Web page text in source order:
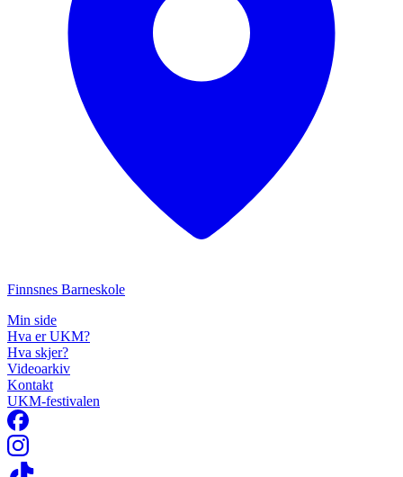
Finnsnes Barneskole
Min side
Hva er UKM?
Hva skjer?
Videoarkiv
Kontakt
UKM-festivalen